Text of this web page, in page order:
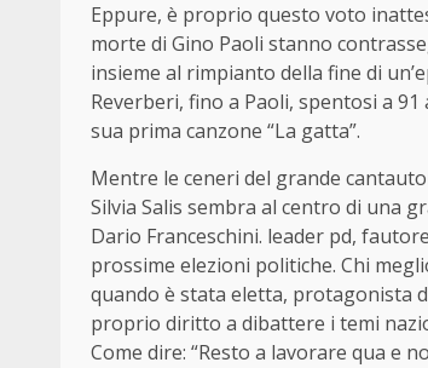
Eppure, è proprio questo voto
morte di Gino Paoli stanno
insieme al rimpianto della fine di
Reverberi, fino a Paoli, spentosi a
sua prima canzone “La gatta”.
Mentre le ceneri del grande
Silvia Salis sembra al centro di una
Dario Franceschini. leader pd,
prossime elezioni politiche. Chi
quando è stata eletta, protagonista
proprio diritto a dibattere i temi
Come dire: “Resto a lavorare qua e